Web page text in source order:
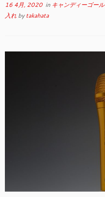
16 4月, 2020in キャンディーゴー
入れ bytakahata